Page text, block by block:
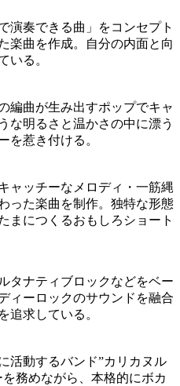
演奏できる曲」をコンセプト
楽曲を作成。自分の内面と向
いる。
編曲が生み出すポップでキャ
な明るさと温かさの中に漂う
を惹き付ける。
ャッチーなメロディ・一筋縄
った楽曲を制作。独特な形態
まにつくるおもしろショート
タナティブロックなどをベー
ィーロックのサウンドを融合
追求している。
活動するバンド”カリカヌル
務めながら、本格的にボカ